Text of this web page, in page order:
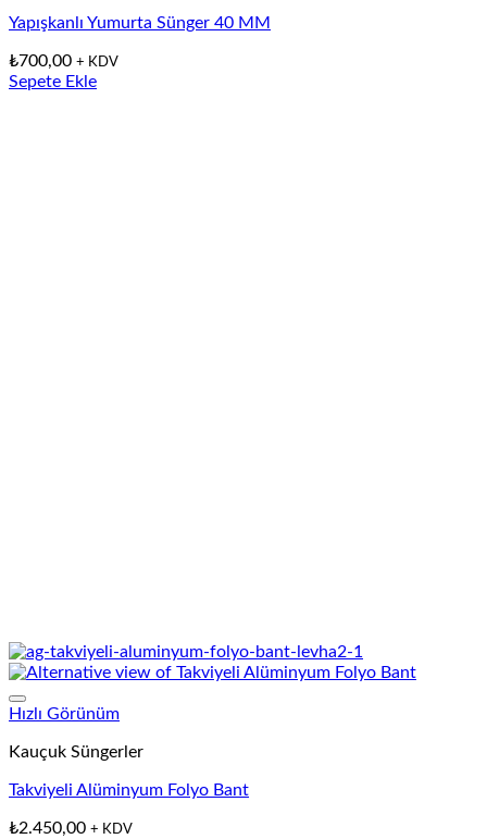
Yapışkanlı Yumurta Sünger 40 MM
₺700,00 + KDV
Sepete Ekle
Hızlı Görünüm
Kauçuk Süngerler
Takviyeli Alüminyum Folyo Bant
₺2.450,00 + KDV